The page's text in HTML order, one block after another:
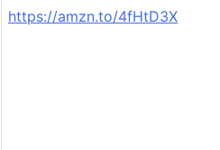
https://amzn.to/4fHtD3X